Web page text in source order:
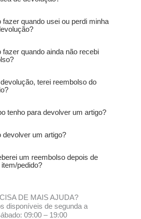
fazer quando usei ou perdi minha
fazer quando ainda não recebi
terei reembolso do
tenho para devolver um artigo?
devolver um artigo?
um reembolso depois de
pedido?
DE MAIS AJUDA?
disponíveis de segunda a
09:00 – 19:00